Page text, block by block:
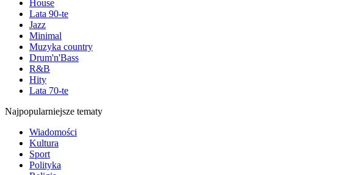
House
Lata 90-te
Jazz
Minimal
Muzyka country
Drum'n'Bass
R&B
Hity
Lata 70-te
Najpopularniejsze tematy
Wiadomości
Kultura
Sport
Polityka